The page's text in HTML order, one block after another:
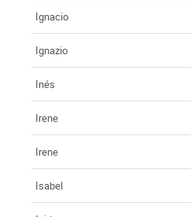
Ignacio
Ignazio
Inés
Irene
Irene
Isabel